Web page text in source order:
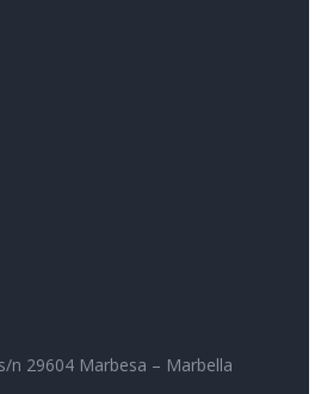
n 29604 Marbesa – Marbella